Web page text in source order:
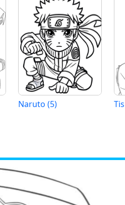
Naruto (5)